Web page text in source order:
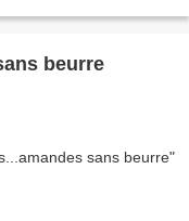
beurre